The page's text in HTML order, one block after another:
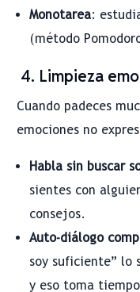
Monotarea:
(método
4. Limpieza
Cuando padeces
emociones no
Habla sin buscar
sientes con
consejos.
Auto-diálogo
soy suficiente” lo
y eso toma